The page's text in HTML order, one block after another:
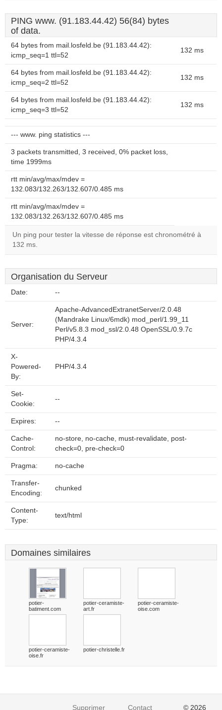
PING www. (91.183.44.42) 56(84) bytes
of data.
64 bytes from mail.losfeld.be (91.183.44.42):
icmp_seq=1 ttl=52
132 ms
64 bytes from mail.losfeld.be (91.183.44.42):
icmp_seq=2 ttl=52
132 ms
64 bytes from mail.losfeld.be (91.183.44.42):
icmp_seq=3 ttl=52
132 ms
--- www. ping statistics ---
3 packets transmitted, 3 received, 0% packet loss,
time 1999ms
rtt min/avg/max/mdev =
132.083/132.263/132.607/0.485 ms
rtt min/avg/max/mdev =
132.083/132.263/132.607/0.485 ms
Un ping pour tester la vitesse de réponse est chronométré à
132 ms.
Organisation du Serveur
Date: --
Server:
Apache-AdvancedExtranetServer/2.0.48
(Mandrake Linux/6mdk) mod_perl/1.99_11
Perl/v5.8.3 mod_ssl/2.0.48 OpenSSL/0.9.7c
PHP/4.3.4
X-
Powered-
By:
PHP/4.3.4
Set-
Cookie:
--
Expires: --
Cache-
Control:
no-store, no-cache, must-revalidate, post-
check=0, pre-check=0
Pragma: no-cache
Transfer-
Encoding:
chunked
Content-
Type:
text/html
Domaines similaires
potier-
batiment.com
potier-ceramiste-
art.fr
potier-ceramiste-
oise.com
potier-ceramiste-
oise.fr
potier-christelle.fr
Supprimer Contact © 2026